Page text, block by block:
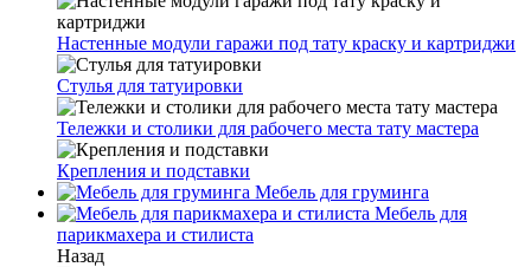
Настенные модули гаражи под тату краску и картриджи
Стулья для татуировки
Тележки и столики для рабочего места тату мастера
Крепления и подставки
Мебель для груминга
Мебель для
парикмахера и стилиста
Назад